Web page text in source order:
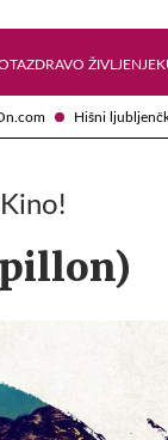
Hišni
ZDRAVO ŽIVLJENJE